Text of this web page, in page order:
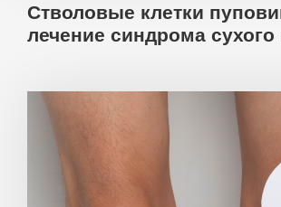
Стволовые клетки
лечение синдрома сухого